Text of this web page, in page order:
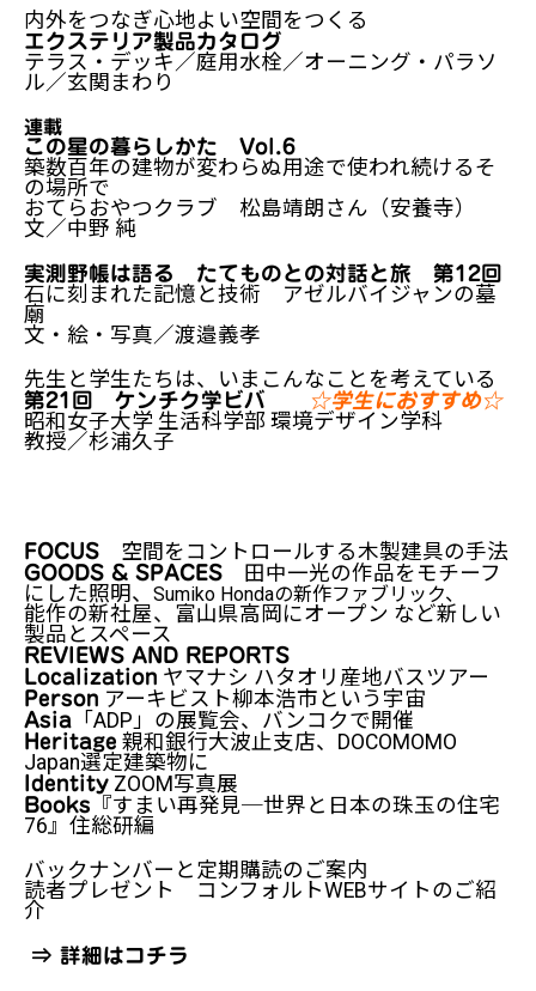
内外をつなぎ心地よい空間をつくる
エクステリア製品カタログ
テラス・デッキ／庭用水栓／オーニング・パラソ
ル／玄関まわり
連載
この星の暮らしかた Vol.6
築数百年の建物が変わらぬ用途で使われ続けるそ
の場所で
おてらおやつクラブ 松島靖朗さん（安養寺）
文／中野 純
実測野帳は語る たてものとの対話と旅 第12回
石に刻まれた記憶と技術 アゼルバイジャンの墓
廟
文・絵・写真／渡邉義孝
先生と学生たちは、いまこんなことを考えている
第21回 ケンチク学ビバ ☆学生におすすめ☆
昭和女子大学 生活科学部 環境デザイン学科
教授／杉浦久子
FOCUS 空間をコントロールする木製建具の手法
GOODS & SPACES 田中一光の作品をモチーフ
にした照明、 Sumiko Hondaの新作ファブリック、
能作の新社屋、富山県高岡にオープン など新しい
製品とスペース
REVIEWS AND REPORTS
Localization ヤマナシ ハタオリ産地バスツアー
Person アーキビスト柳本浩市という宇宙
Asia 「ADP」の展覧会、バンコクで開催
Heritage 親和銀行大波止支店、DOCOMOMO
Japan選定建築物に
Identity ZOOM写真展
Books
『すまい再発見─世界と日本の珠玉の住宅
76』住総研編
バックナンバーと定期購読のご案内
読者プレゼント コンフォルトWEBサイトのご紹
介
⇒ 詳細はコチラ